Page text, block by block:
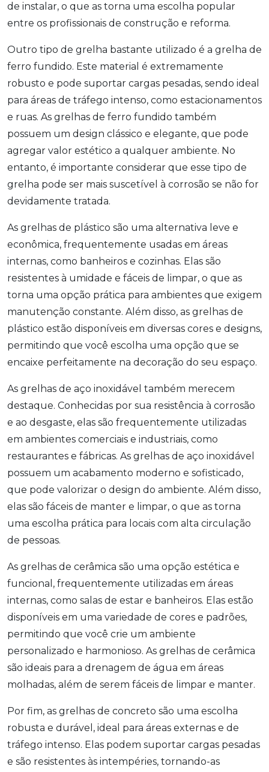
de instalar, o que as torna uma escolha popular
entre os profissionais de construção e reforma.
Outro tipo de grelha bastante utilizado é a grelha de
ferro fundido. Este material é extremamente
robusto e pode suportar cargas pesadas, sendo ideal
para áreas de tráfego intenso, como estacionamentos
e ruas. As grelhas de ferro fundido também
possuem um design clássico e elegante, que pode
agregar valor estético a qualquer ambiente. No
entanto, é importante considerar que esse tipo de
grelha pode ser mais suscetível à corrosão se não for
devidamente tratada.
As grelhas de plástico são uma alternativa leve e
econômica, frequentemente usadas em áreas
internas, como banheiros e cozinhas. Elas são
resistentes à umidade e fáceis de limpar, o que as
torna uma opção prática para ambientes que exigem
manutenção constante. Além disso, as grelhas de
plástico estão disponíveis em diversas cores e designs,
permitindo que você escolha uma opção que se
encaixe perfeitamente na decoração do seu espaço.
As grelhas de aço inoxidável também merecem
destaque. Conhecidas por sua resistência à corrosão
e ao desgaste, elas são frequentemente utilizadas
em ambientes comerciais e industriais, como
restaurantes e fábricas. As grelhas de aço inoxidável
possuem um acabamento moderno e sofisticado,
que pode valorizar o design do ambiente. Além disso,
elas são fáceis de manter e limpar, o que as torna
uma escolha prática para locais com alta circulação
de pessoas.
As grelhas de cerâmica são uma opção estética e
funcional, frequentemente utilizadas em áreas
internas, como salas de estar e banheiros. Elas estão
disponíveis em uma variedade de cores e padrões,
permitindo que você crie um ambiente
personalizado e harmonioso. As grelhas de cerâmica
são ideais para a drenagem de água em áreas
molhadas, além de serem fáceis de limpar e manter.
Por fim, as grelhas de concreto são uma escolha
robusta e durável, ideal para áreas externas e de
tráfego intenso. Elas podem suportar cargas pesadas
e são resistentes às intempéries, tornando-as